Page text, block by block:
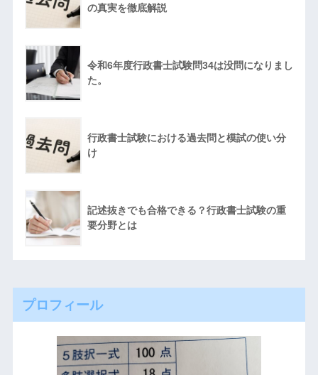
の真実を徹底解説
令和6年度行政書士試験問34は没問になりまし
た。
行政書士試験における過去問と模試の使い分
け
記述抜きでも合格できる？行政書士試験の重
要分野とは
プロフィール